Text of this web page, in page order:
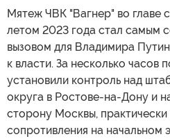
Мятеж ЧВК "Вагнер" во главе
летом 2023 года стал самым
вызовом для Владимира
к власти. За несколько часов
установили контроль над
округа в Ростове-на-Дону и
сторону Москвы, практически
сопротивления на начальном